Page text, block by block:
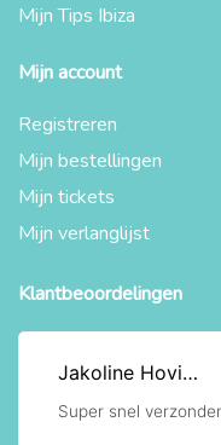
Mijn Tips Ibiza
Mijn account
Registreren
Mijn bestellingen
Mijn tickets
Mijn verlanglijst
Klantbeoordelingen